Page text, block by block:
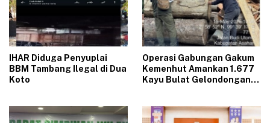
‎IHAR Diduga Penyuplai
BBM Tambang Ilegal di Dua
Koto‎
Operasi Gabungan Gakum
Kemenhut Amankan 1.677
Kayu Bulat Gelondongan